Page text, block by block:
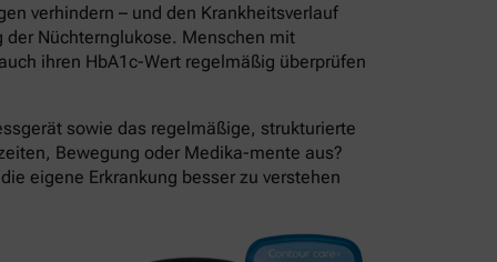
verhindern – und den Krankheitsverlauf
Nüchternglukose. Menschen mit
ihren HbA1c-Wert regelmäßig überprüfen
sowie das regelmäßige, strukturierte
Bewegung oder Medika-mente aus?
eigene Erkrankung besser zu verstehen